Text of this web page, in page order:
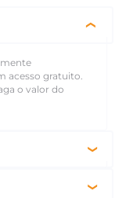
acesso gratuito.
o valor do